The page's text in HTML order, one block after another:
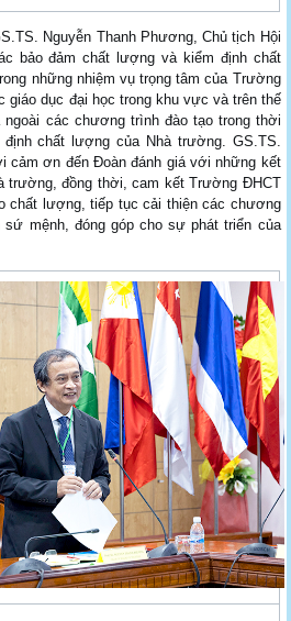
Nguyễn Thanh Phương, Chủ tịch Hội
bảo đảm chất lượng và kiểm định chất
những nhiệm vụ trọng tâm của Trường
giáo dục đại học trong khu vực và trên thế
các chương trình đào tạo trong thời
chất lượng của Nhà trường. GS.TS.
cảm ơn đến Đoàn đánh giá với những kết
trường, đồng thời, cam kết Trường ĐHCT
chất lượng, tiếp tục cải thiện các chương
mệnh, đóng góp cho sự phát triển của